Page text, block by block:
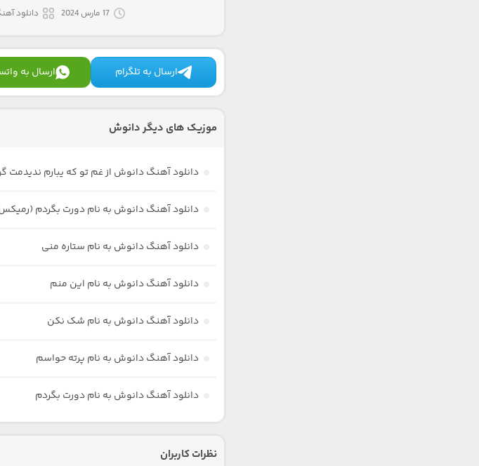
17 مارس 2024 دانلود
ارسال به تلگرام ارسال به
موزیک های دیگر دانوش
دانلود آهنگ دانوش از غم تو که یبارم ندیدمت
دانلود آهنگ دانوش به نام دورت بگردم
دانلود آهنگ دانوش به نام ستاره منی
دانلود آهنگ دانوش به نام این منم
دانلود آهنگ دانوش به نام شک نکن
دانلود آهنگ دانوش به نام پرته حواسم
دانلود آهنگ دانوش به نام دورت بگردم
نظرات کاربران